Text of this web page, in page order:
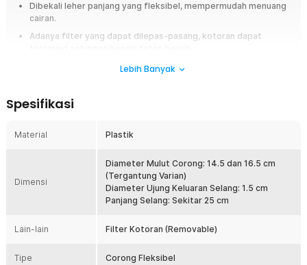
Dibekali leher panjang yang fleksibel, mempermudah menuang
cairan.
Adanya filter yang dapat dilepas-pasang, kotoran dapat
Digunakan untuk memindahkan cairan ke wadah baru, transfer
Dibekali gagang di salah satu sisi corong, mudah digenggam.
selang fleksibel sepanjang 25 cm yang mudah menjangkau area sempit.
Dilengkapi filter penyaring kotoran agar cairan tetap bersih. Cocok
digunakan untuk motor, mobil, maupun kebutuhan rumah tangga sehari-
Fitur
Corong Mulut Lebar Anti Tumpah
Lebih Banyak
Spesifikasi
Material Plastik
Dimensi
Diameter Mulut Corong: 14.5 dan 16.5 cm
(Tergantung Varian)
Diameter Ujung Keluaran Selang: 1.5 cm
Panjang Selang: Sekitar 25 cm
Lain-lain Filter Kotoran (Removable)
Tipe Corong Fleksibel